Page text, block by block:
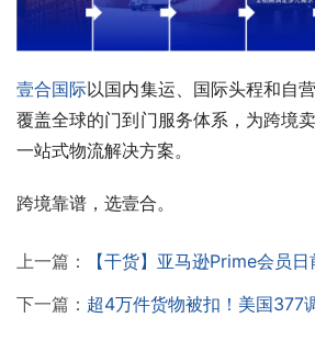
壹合国际以国内集运、国际头程和自
覆盖全球的门到门服务体系，为跨境
一站式物流解决方案。
跨境靠谱，选壹合。
上一篇：
【干货】亚马逊Prime会员日前
下一篇： 超4万件货物被扣！美国377调查升级，